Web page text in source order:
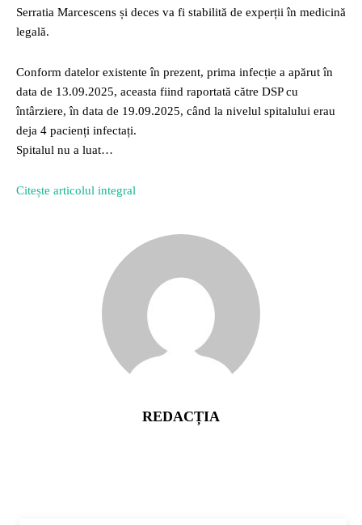
Serratia Marcescens și deces va fi stabilită de experții în medicină
legală.
Conform datelor existente în prezent, prima infecție a apărut în
data de 13.09.2025, aceasta fiind raportată către DSP cu
întârziere, în data de 19.09.2025, când la nivelul spitalului erau
deja 4 pacienți infectați.
Spitalul nu a luat…
Citește articolul integral
REDACȚIA